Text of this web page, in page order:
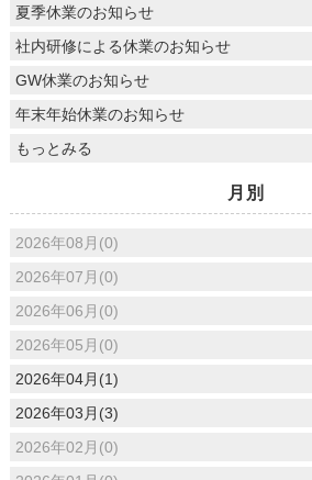
夏季休業のお知らせ
社内研修による休業のお知らせ
GW休業のお知らせ
年末年始休業のお知らせ
もっとみる
月別
2026年08月(0)
2026年07月(0)
2026年06月(0)
2026年05月(0)
2026年04月(1)
2026年03月(3)
2026年02月(0)